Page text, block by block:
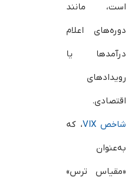
است، مانند
دوره‌های اعلام
درآمدها یا
رویدادهای
اقتصادی.
شاخص VIX
، که
به‌عنوان
«مقیاس ترس»